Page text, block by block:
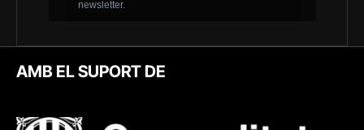
AMB EL SUPORT DE